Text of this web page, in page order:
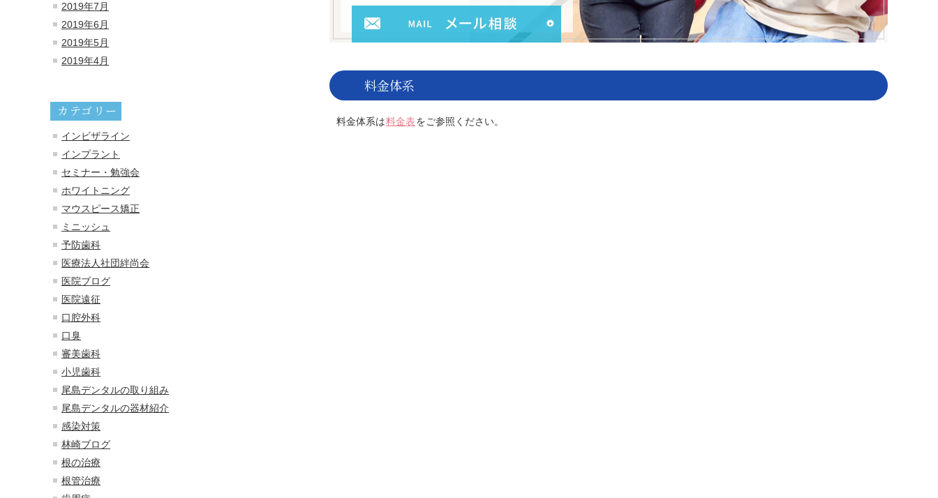
2019年7月
2019年6月
2019年5月
2019年4月
カテゴリー
インビザライン
インプラント
セミナー・勉強会
ホワイトニング
マウスピース矯正
ミニッシュ
予防歯科
医療法人社団絆尚会
医院ブログ
医院遠征
口腔外科
口臭
審美歯科
小児歯科
尾島デンタルの取り組み
尾島デンタルの器材紹介
感染対策
林崎ブログ
根の治療
根管治療
料金体系
料金体系は料金表をご参照ください。